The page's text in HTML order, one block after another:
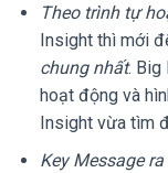
Theo trình tự
Insight thì mới
chung nhất. Big
hoạt động và
Insight vừa tìm
Key Message